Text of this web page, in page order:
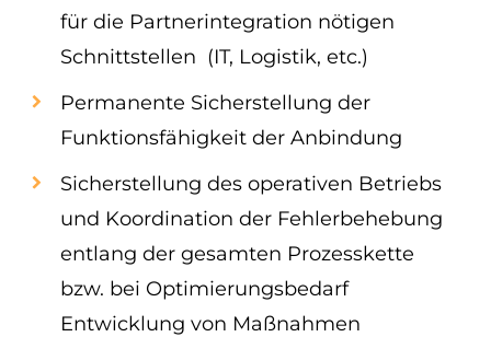
für die Partnerintegration nötigen
Schnittstellen (IT, Logistik, etc.)
Permanente Sicherstellung der
Funktionsfähigkeit der Anbindung
Sicherstellung des operativen Betriebs
und Koordination der Fehlerbehebung
entlang der gesamten Prozesskette
bzw. bei Optimierungsbedarf
Entwicklung von Maßnahmen